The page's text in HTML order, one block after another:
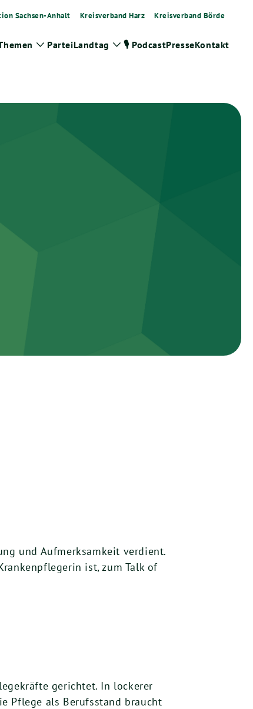
Sachsen-Anhalt Kreisverband Harz Kreisverband Börde
Zeige
ParteiLandtag
Zeige
🎙️ PodcastPresseKontakt
und Aufmerksamkeit verdient.
ist, zum Talk of
gerichtet. In lockerer
Pflege als Berufsstand braucht